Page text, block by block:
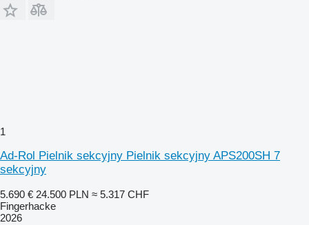
1
Ad-Rol Pielnik sekcyjny Pielnik sekcyjny APS200SH 7
sekcyjny
5.690 € 24.500 PLN ≈ 5.317 CHF
Fingerhacke
2026